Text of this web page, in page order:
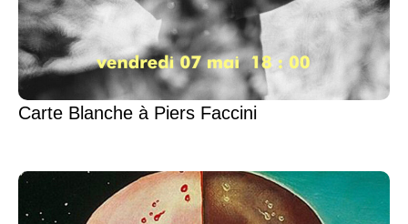
Carte Blanche à Piers Faccini